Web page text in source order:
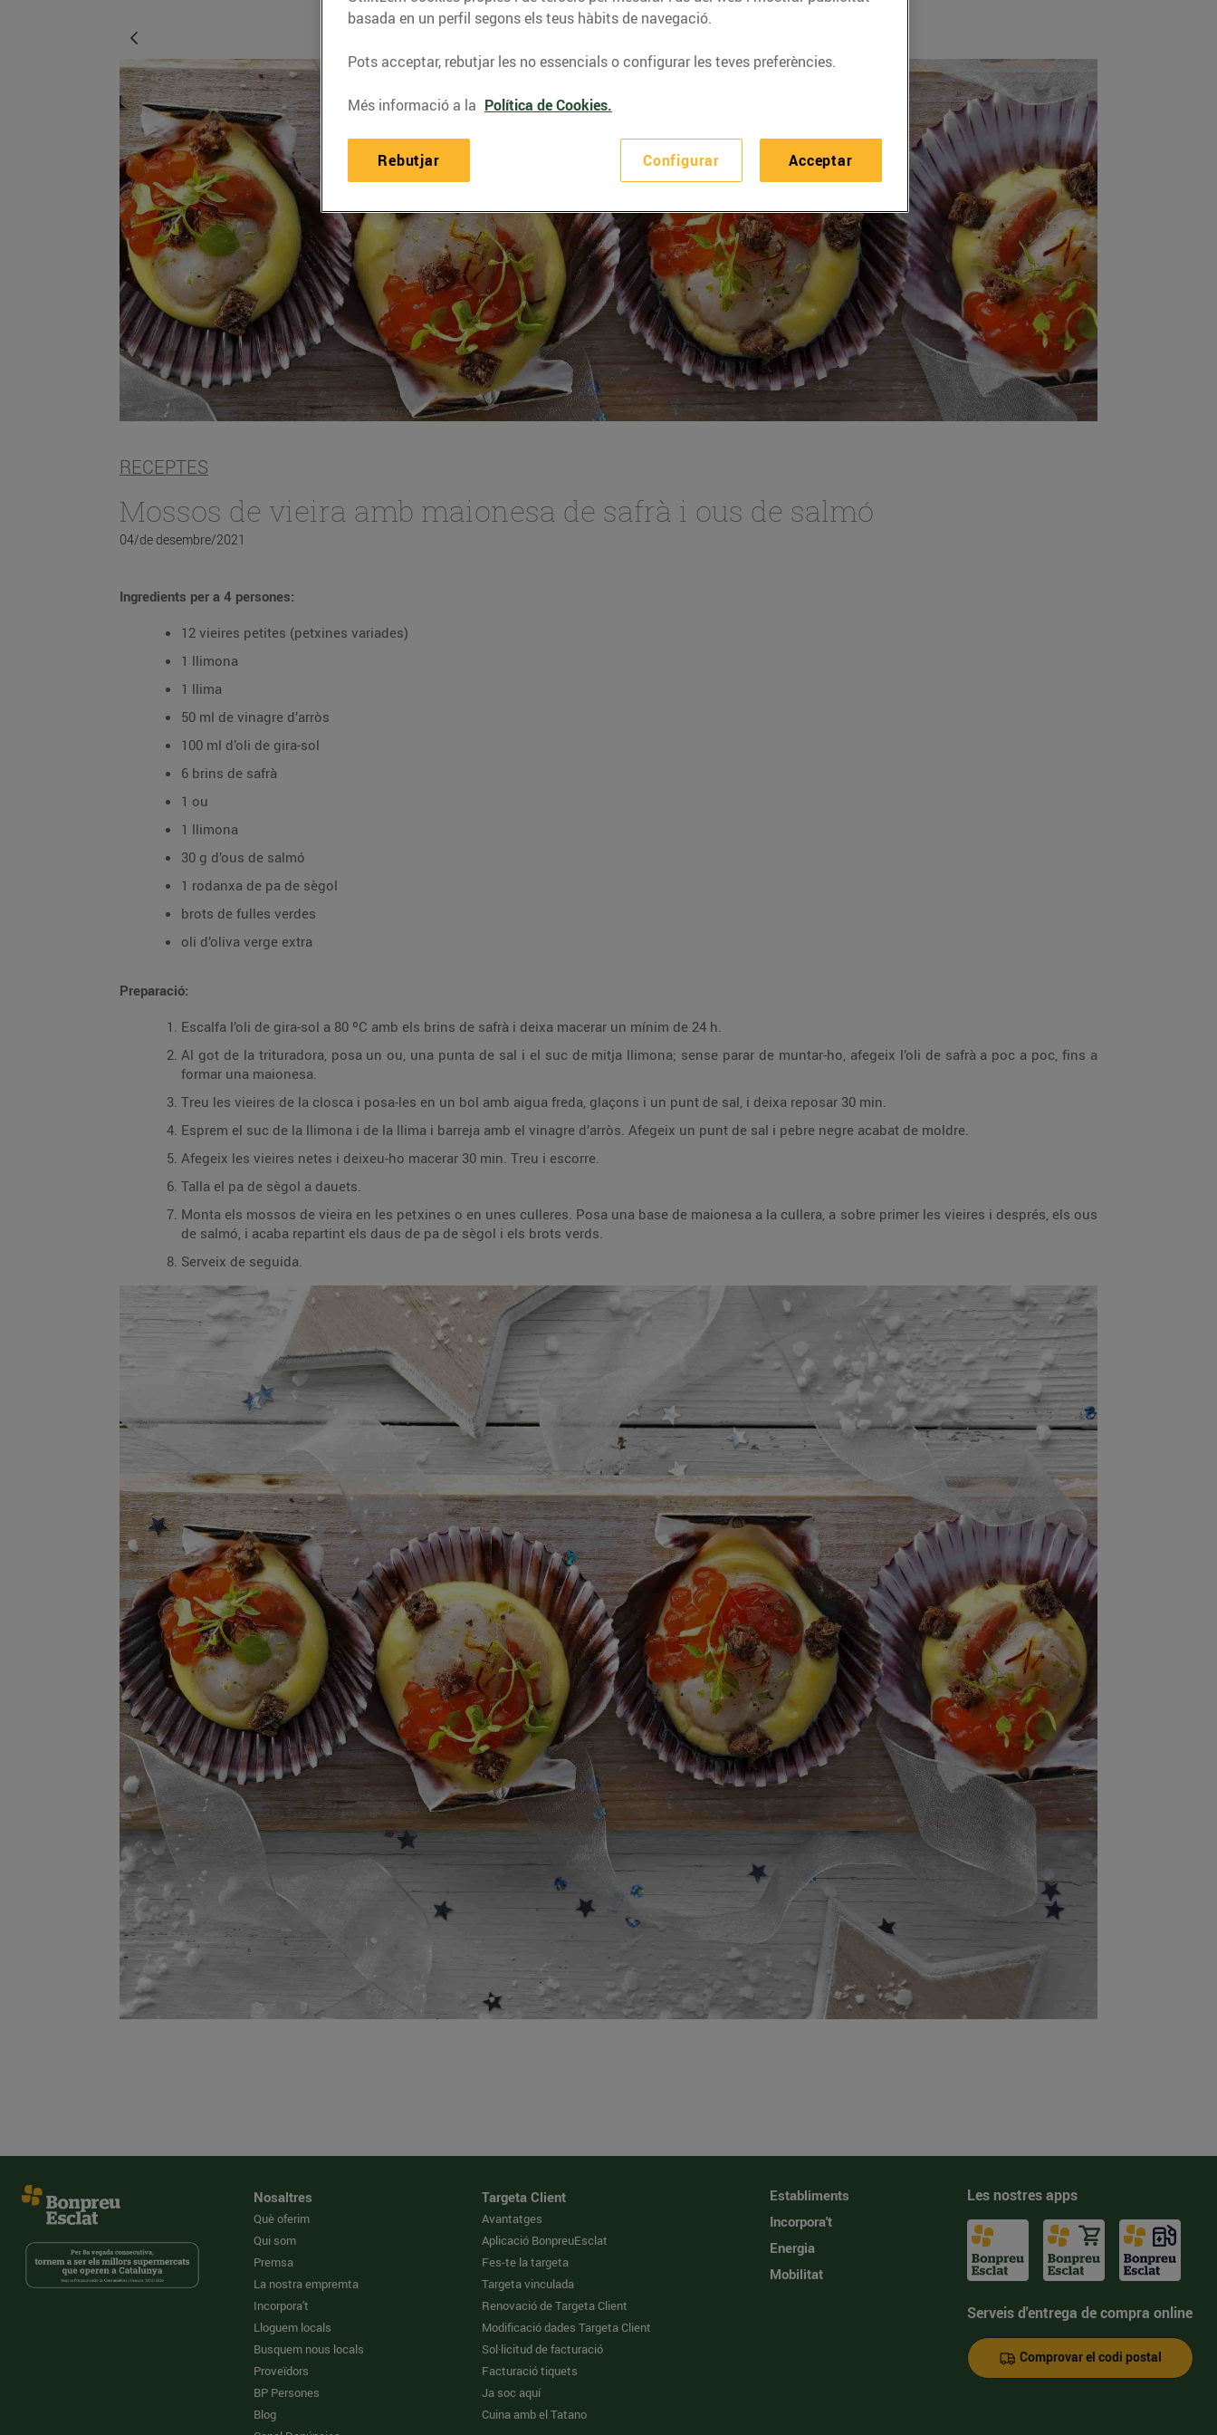
RECEPTES
Mossos de vieira amb maionesa de safrà i ous de salmó
04/de desembre/2021
Ingredients per a 4 persones:
12 vieires petites (petxines variades)
1 llimona
1 llima
50 ml de vinagre d’arròs
100 ml d’oli de gira-sol
6 brins de safrà
1 ou
1 llimona
30 g d’ous de salmó
1 rodanxa de pa de sègol
brots de fulles verdes
oli d’oliva verge extra
Preparació:
Escalfa l’oli de gira-sol a 80 ºC amb els brins de safrà i deixa macerar un mínim de 24 h.
Al got de la trituradora, posa un ou, una punta de sal i el suc de mitja llimona; sense parar de muntar-ho, afegeix l’oli de safrà a poc a poc, fins a
formar una maionesa.
Treu les vieires de la closca i posa-les en un bol amb aigua freda, glaçons i un punt de sal, i deixa reposar 30 min.
Esprem el suc de la llimona i de la llima i barreja amb el vinagre d’arròs. Afegeix un punt de sal i pebre negre acabat de moldre.
Afegeix les vieires netes i deixeu-ho macerar 30 min. Treu i escorre.
Talla el pa de sègol a dauets.
Monta els mossos de vieira en les petxines o en unes culleres. Posa una base de maionesa a la cullera, a sobre primer les vieires i després, els ous
de salmó, i acaba repartint els daus de pa de sègol i els brots verds.
Serveix de seguida.
Nosaltres
Què oferim
Qui som
Premsa
La nostra empremta
Incorpora't
Lloguem locals
Busquem nous locals
Proveïdors
BP Persones
Blog
Targeta Client
Avantatges
Aplicació BonpreuEsclat
Fes-te la targeta
Targeta vinculada
Renovació de Targeta Client
Modificació dades Targeta Client
Sol·licitud de facturació
Facturació tiquets
Ja soc aquí
Cuina amb el Tatano
Establiments
Incorpora't
Energia
Mobilitat
Les nostres apps
Serveis d'entrega de compra online
Comprovar el codi postal
basada en un perfil segons els teus hàbits de navegació.
Pots acceptar, rebutjar les no essencials o configurar les teves preferències.
Més informació a la Política de Cookies.
Configurar
Rebutjar Acceptar